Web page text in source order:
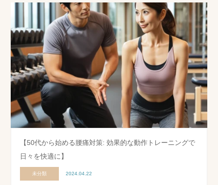
【50代から始める腰痛対策: 効果的な動作トレーニングで
日々を快適に】
未分類 2024.04.22